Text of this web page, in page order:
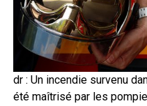
dr : Un incendie survenu
été maîtrisé par les